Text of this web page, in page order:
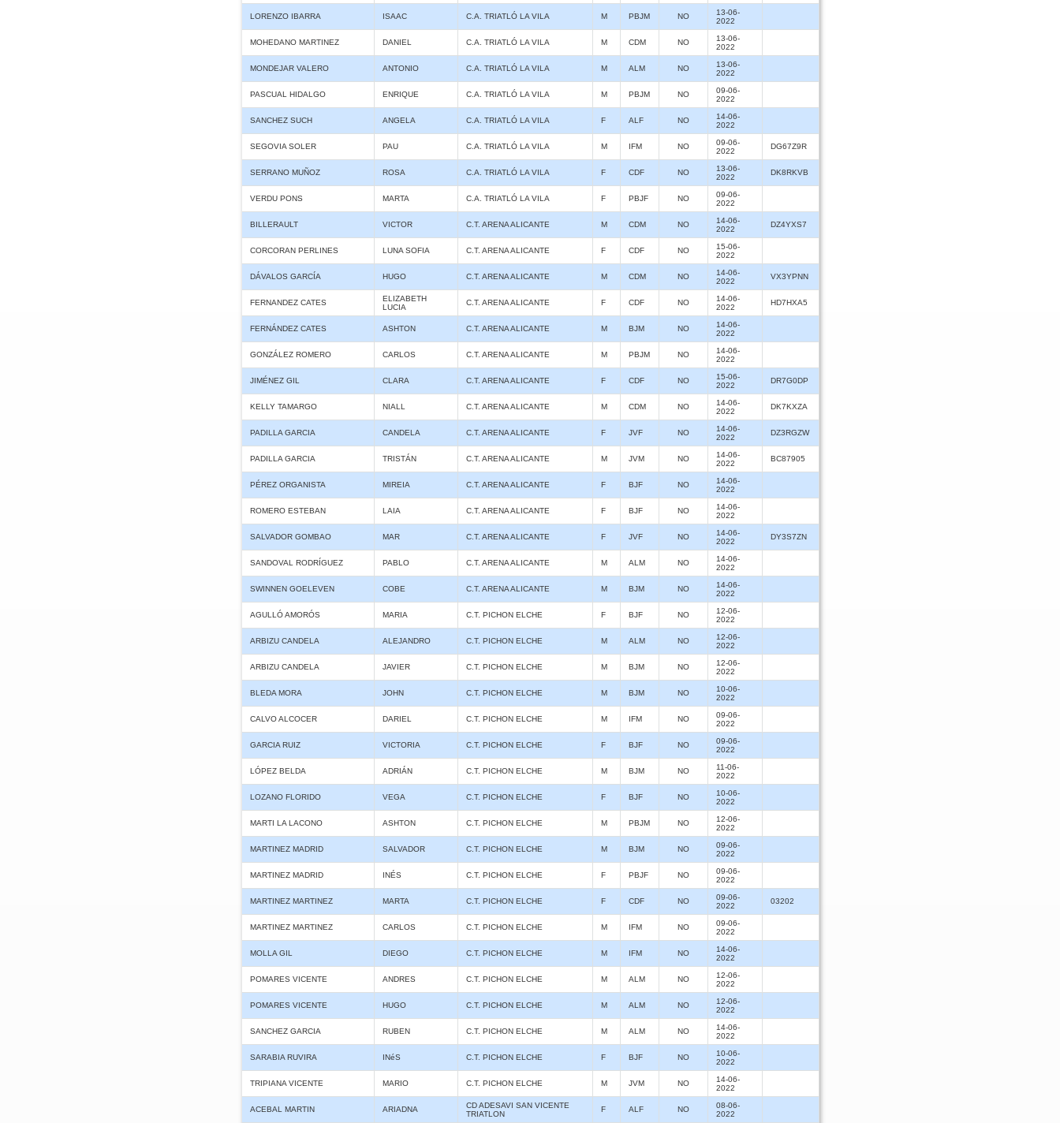
LORENZO IBARRA ISAAC C.A. TRIATLÓ LA VILA M PBJM NO
13-06-
2022
MOHEDANO MARTINEZ DANIEL C.A. TRIATLÓ LA VILA M CDM NO
13-06-
2022
MONDEJAR VALERO ANTONIO C.A. TRIATLÓ LA VILA M ALM NO
13-06-
2022
PASCUAL HIDALGO ENRIQUE C.A. TRIATLÓ LA VILA M PBJM NO
09-06-
2022
SANCHEZ SUCH ANGELA C.A. TRIATLÓ LA VILA F ALF NO
14-06-
2022
SEGOVIA SOLER PAU C.A. TRIATLÓ LA VILA M IFM NO
09-06-
2022
DG67Z9R
SERRANO MUÑOZ ROSA C.A. TRIATLÓ LA VILA F CDF NO
13-06-
2022
DK8RKVB
VERDU PONS MARTA C.A. TRIATLÓ LA VILA F PBJF NO
09-06-
2022
BILLERAULT VICTOR C.T. ARENA ALICANTE M CDM NO
14-06-
2022
DZ4YXS7
CORCORAN PERLINES LUNA SOFIA C.T. ARENA ALICANTE F CDF NO
15-06-
2022
DÁVALOS GARCÍA HUGO C.T. ARENA ALICANTE M CDM NO
14-06-
2022
VX3YPNN
FERNANDEZ CATES
ELIZABETH
LUCIA
C.T. ARENA ALICANTE F CDF NO
14-06-
2022
HD7HXA5
FERNÁNDEZ CATES ASHTON C.T. ARENA ALICANTE M BJM NO
14-06-
2022
GONZÁLEZ ROMERO CARLOS C.T. ARENA ALICANTE M PBJM NO
14-06-
2022
JIMÉNEZ GIL CLARA C.T. ARENA ALICANTE F CDF NO
15-06-
2022
DR7G0DP
KELLY TAMARGO NIALL C.T. ARENA ALICANTE M CDM NO
14-06-
2022
DK7KXZA
PADILLA GARCIA CANDELA C.T. ARENA ALICANTE F JVF NO
14-06-
2022
DZ3RGZW
PADILLA GARCIA TRISTÁN C.T. ARENA ALICANTE M JVM NO
14-06-
2022
BC87905
PÉREZ ORGANISTA MIREIA C.T. ARENA ALICANTE F BJF NO
14-06-
2022
ROMERO ESTEBAN LAIA C.T. ARENA ALICANTE F BJF NO
14-06-
2022
SALVADOR GOMBAO MAR C.T. ARENA ALICANTE F JVF NO
14-06-
2022
DY3S7ZN
SANDOVAL RODRÍGUEZ PABLO C.T. ARENA ALICANTE M ALM NO
14-06-
2022
SWINNEN GOELEVEN COBE C.T. ARENA ALICANTE M BJM NO
14-06-
2022
AGULLÓ AMORÓS MARIA C.T. PICHON ELCHE F BJF NO
12-06-
2022
ARBIZU CANDELA ALEJANDRO C.T. PICHON ELCHE M ALM NO
12-06-
2022
ARBIZU CANDELA JAVIER C.T. PICHON ELCHE M BJM NO
12-06-
2022
BLEDA MORA JOHN C.T. PICHON ELCHE M BJM NO
10-06-
2022
CALVO ALCOCER DARIEL C.T. PICHON ELCHE M IFM NO
09-06-
2022
GARCIA RUIZ VICTORIA C.T. PICHON ELCHE F BJF NO
09-06-
2022
LÓPEZ BELDA ADRIÁN C.T. PICHON ELCHE M BJM NO
11-06-
2022
LOZANO FLORIDO VEGA C.T. PICHON ELCHE F BJF NO
10-06-
2022
MARTI LA LACONO ASHTON C.T. PICHON ELCHE M PBJM NO
12-06-
2022
MARTINEZ MADRID SALVADOR C.T. PICHON ELCHE M BJM NO
09-06-
2022
MARTINEZ MADRID INÉS C.T. PICHON ELCHE F PBJF NO
09-06-
2022
MARTINEZ MARTINEZ MARTA C.T. PICHON ELCHE F CDF NO
09-06-
2022
03202
MARTINEZ MARTINEZ CARLOS C.T. PICHON ELCHE M IFM NO
09-06-
2022
MOLLA GIL DIEGO C.T. PICHON ELCHE M IFM NO
14-06-
2022
POMARES VICENTE ANDRES C.T. PICHON ELCHE M ALM NO
12-06-
2022
POMARES VICENTE HUGO C.T. PICHON ELCHE M ALM NO
12-06-
2022
SANCHEZ GARCIA RUBEN C.T. PICHON ELCHE M ALM NO
14-06-
2022
SARABIA RUVIRA INéS C.T. PICHON ELCHE F BJF NO
10-06-
2022
TRIPIANA VICENTE MARIO C.T. PICHON ELCHE M JVM NO
14-06-
2022
ACEBAL MARTIN ARIADNA
CD ADESAVI SAN VICENTE
TRIATLON
F ALF NO
08-06-
2022